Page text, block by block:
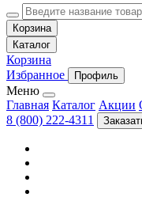
Корзина
Каталог
Корзина
Избранное
Профиль
Меню
Главная Каталог Акции
8 (800) 222-4311